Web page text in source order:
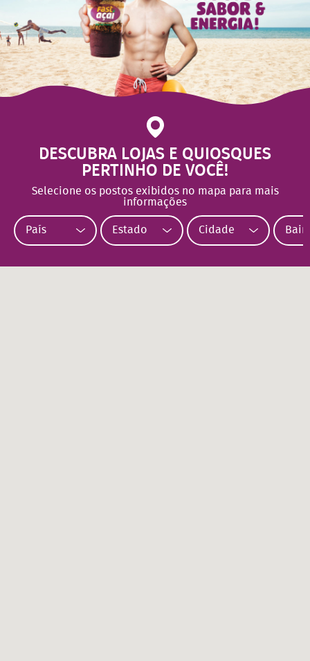
DESCUBRA LOJAS E QUIOSQUES
PERTINHO DE VOCÊ!
Selecione os postos exibidos no mapa para mais
informações